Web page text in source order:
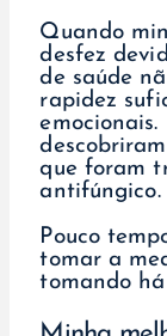
Quando
desfez
de saúde
rapidez
emocionais.
que foram
antifúngico.
Pouco
tomar a
tomando